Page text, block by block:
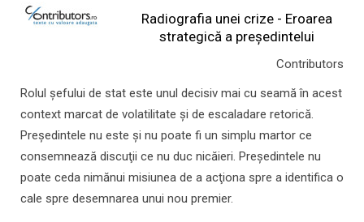
Radiografia unei crize - Eroarea
strategică a președintelui
Contributors
Rolul şefului de stat este unul decisiv mai cu seamă în acest
context marcat de volatilitate şi de escaladare retorică.
Preşedintele nu este şi nu poate fi un simplu martor ce
consemnează discuţii ce nu duc nicăieri. Preşedintele nu
poate ceda nimănui misiunea de a acţiona spre a identifica o
cale spre desemnarea unui nou premier.